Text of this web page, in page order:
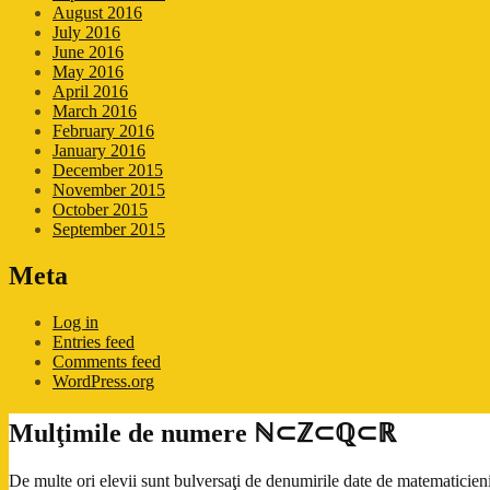
August 2016
July 2016
June 2016
May 2016
April 2016
March 2016
February 2016
January 2016
December 2015
November 2015
October 2015
September 2015
Meta
Log in
Entries feed
Comments feed
WordPress.org
Mulţimile de numere ℕ⊂ℤ⊂ℚ⊂ℝ
De multe ori elevii sunt bulversaţi de denumirile date de